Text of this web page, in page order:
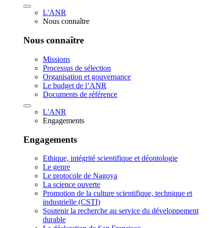
L'ANR
Nous connaître
Nous connaître
Missions
Processus de sélection
Organisation et gouvernance
Le budget de l’ANR
Documents de référence
L'ANR
Engagements
Engagements
Ethique, intégrité scientifique et déontologie
Le genre
Le protocole de Nagoya
La science ouverte
Promotion de la culture scientifique, technique et
industrielle (CSTI)
Soutenir la recherche au service du développement
durable